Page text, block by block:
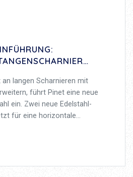
langen Scharnieren mit
führt Pinet eine neue
ein. Zwei neue Edelstahl-
für eine horizontale